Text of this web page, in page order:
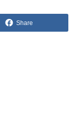
Share